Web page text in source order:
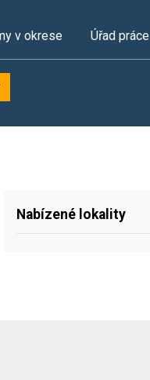
v okrese Úřad práce
Nabízené lokality